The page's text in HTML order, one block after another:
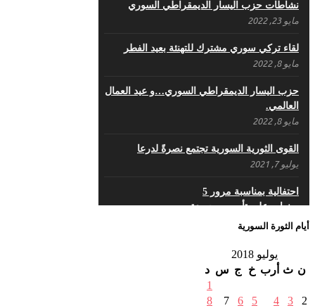
نشاطات حزب اليسار الديمقراطي السوري
مايو 23, 2022
لقاء تركي سوري مشترك للتهنئة بعيد الفطر
مايو 8, 2022
حزب اليسار الديمقراطي السوري…و عيد العمال
العالمي.
مايو 8, 2022
القوى الثورية السورية تجتمع نصرةً لدرعا
يوليو 7, 2021
احتفالية بمناسبة مرور 5
سنوات على تأسيس جريدة
“الرافد”
القدس والربيع العربي في
ندوة لحزب اليسار
أيام الثورة السورية
يوليو 2018
ن ث أرب خ ج س د
1
2
3
4
5
6
7
8